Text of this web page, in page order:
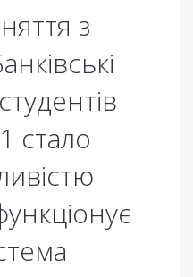
з
стало